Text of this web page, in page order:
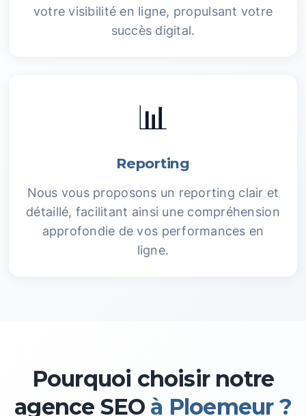
votre visibilité en ligne, propulsant votre
succès digital.
📊
Reporting
Nous vous proposons un reporting clair et
détaillé, facilitant ainsi une compréhension
approfondie de vos performances en
ligne.
Pourquoi choisir notre
agence SEO à Ploemeur ?